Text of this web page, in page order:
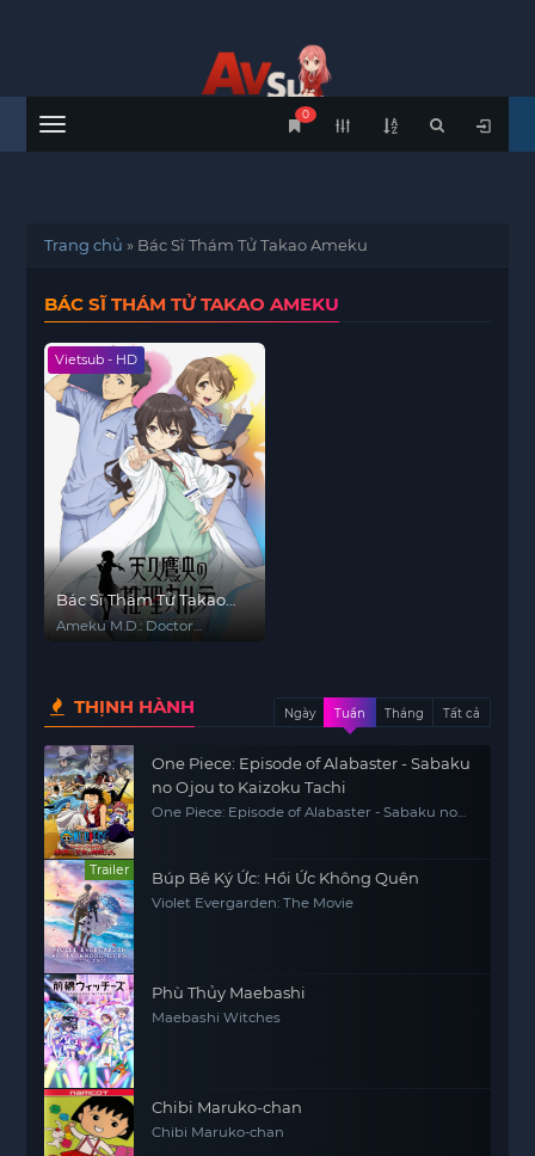
Menu
0
Trang chủ » Bác Sĩ Thám Tử Takao Ameku
BÁC SĨ THÁM TỬ TAKAO AMEKU
Vietsub - HD
Bác Sĩ Thám Tử Takao
Ameku
Ameku M.D.: Doctor
THỊNH HÀNH Ngày Tuần Tháng Tất cả
One Piece: Episode of Alabaster - Sabaku
no Ojou to Kaizoku Tachi
One Piece: Episode of Alabaster - Sabaku no
Trailer Búp Bê Ký Ức: Hồi Ức Không Quên
Violet Evergarden: The Movie
Phù Thủy Maebashi
Maebashi Witches
Chibi Maruko-chan
Chibi Maruko-chan